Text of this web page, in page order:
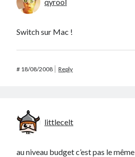
Switch sur Mac !
# 18/08/2008 Reply
littlecelt
au niveau budget c’est pas le même